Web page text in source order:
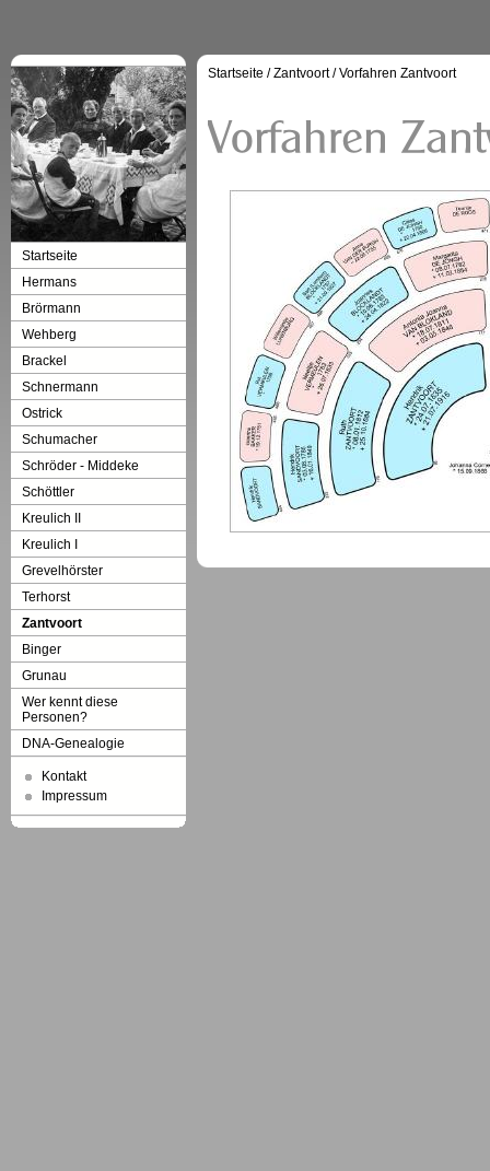
Startseite
Hermans
Brörmann
Wehberg
Brackel
Schnermann
Ostrick
Schumacher
Schröder - Middeke
Schöttler
Kreulich II
Kreulich I
Grevelhörster
Terhorst
Zantvoort
Binger
Grunau
Wer kennt diese
Personen?
DNA-Genealogie
Kontakt
Impressum
Startseite /Zantvoort/Vorfahren Zantvoort